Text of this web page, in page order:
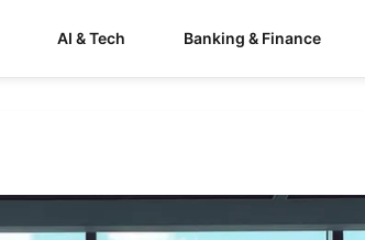
AI & Tech Banking & Finance